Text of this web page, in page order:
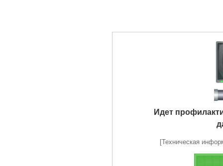
Идет
[Техническая